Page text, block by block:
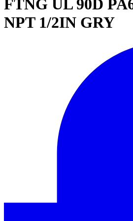
FTNG UL 90D
NPT 1/2IN GRY